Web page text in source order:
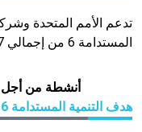
المستدامة 6 من إجمالي 227 أنشطة.
أنشطة من أجل
هدف التنمية المستدامة 6